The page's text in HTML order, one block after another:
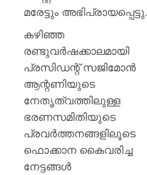
മരേട്ടും അഭിപ്രായപ്പെട്ടു.
കഴിഞ്ഞ
രണ്ടുവർഷക്കാലമായി
പ്രസിഡന്റ് സജിമോൻ
ആന്റണിയുടെ
നേതൃത്വത്തിലുള്ള
ഭരണസമിതിയുടെ
പ്രവർത്തനങ്ങളിലൂടെ
ഫൊക്കാന കൈവരിച്ച
നേട്ടങ്ങൾ